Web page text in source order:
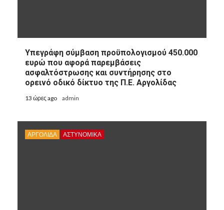
Υπεγράφη σύμβαση προϋπολογισμού 450.000
ευρώ που αφορά παρεμβάσεις
ασφαλτόστρωσης και συντήρησης στο
ορεινό οδικό δίκτυο της Π.Ε. Αργολίδας
13 ώρες ago admin
ΑΡΓΟΛΙΔΑ ΑΣΤΥΝΟΜΙΚΑ